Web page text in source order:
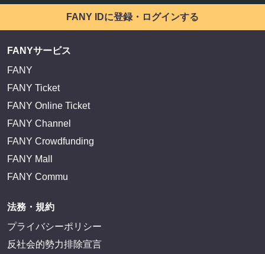
FANY IDに登録・ログインする
FANYサービス
FANY
FANY Ticket
FANY Online Ticket
FANY Channel
FANY Crowdfunding
FANY Mall
FANY Commu
法務・規約
プライバシーポリシー
反社会的勢力排除宣言